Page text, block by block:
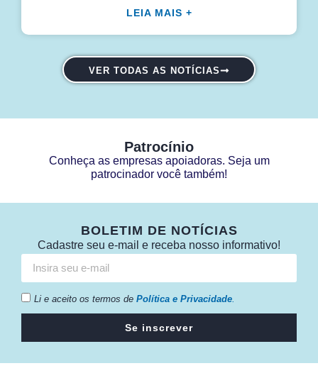
LEIA MAIS +
VER TODAS AS NOTÍCIAS
Patrocínio
Conheça as empresas apoiadoras. Seja um
patrocinador você também!
BOLETIM DE NOTÍCIAS
Cadastre seu e-mail e receba nosso informativo!
Li e aceito os termos de Política e Privacidade.
Se inscrever